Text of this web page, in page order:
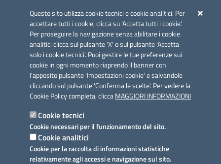
Questo sito utilizza cookie tecnici e cookie analitici. Per
accettare tutti i cookie, clicca su 'Accetta tutti i cookie'.
Per proseguire la navigazione senza abilitare i cookie
analitici clicca sul pulsante 'X' o sul pulsante 'Accetta
solo i cookie tecnici'. Puoi gestire le tue preferenze sui
cookie in ogni momento riaprendo il banner con
l'apposito pulsante 'Impostazioni cookie' e salvandole
cliccando sul pulsante 'Conferma le scelte'. Per vedere la
Cookie Policy completa, cliccaMAGGIORI INFORMAZIONI
Cookie tecnici
Cookie necessari per il funzionamento del sito.
Cookie analitici
Cookie per la raccolta di informazioni statistiche
relativamente agli accessi e navigazione sul sito.
Azione 2.3.
Link utili
Informativa privacy
Dichiarazione di accessibilità
Note legali